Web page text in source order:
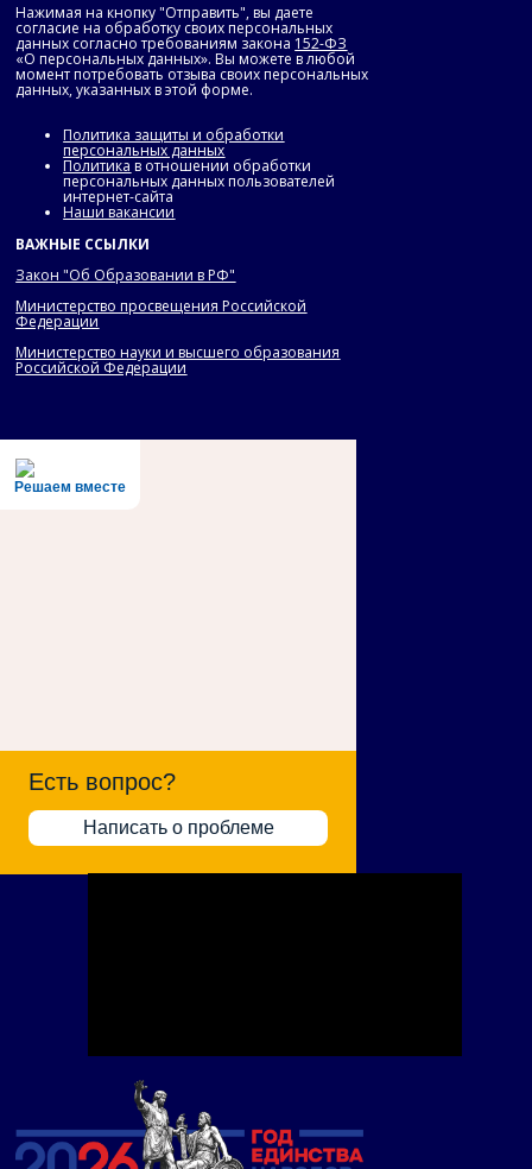
ВАЖНЫЕ ССЫЛКИ
Закон "Об Образовании в РФ"
Министерство просвещения Российской
Федерации
Министерство науки и высшего образования
Российской Федерации
Нажимая на кнопку "Отправить", вы даете
согласие на обработку своих персональных
данных согласно требованиям закона 152-ФЗ
«О персональных данных». Вы можете в любой
момент потребовать отзыва своих персональных
данных, указанных в этой форме.
Политика защиты и обработки
персональных данных
Политика в отношении обработки
персональных данных пользователей
интернет-сайта
Наши вакансии
Решаем вместе
Есть вопрос?
Написать о проблеме